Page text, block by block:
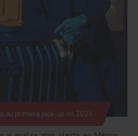
su primera pick-up en 2026